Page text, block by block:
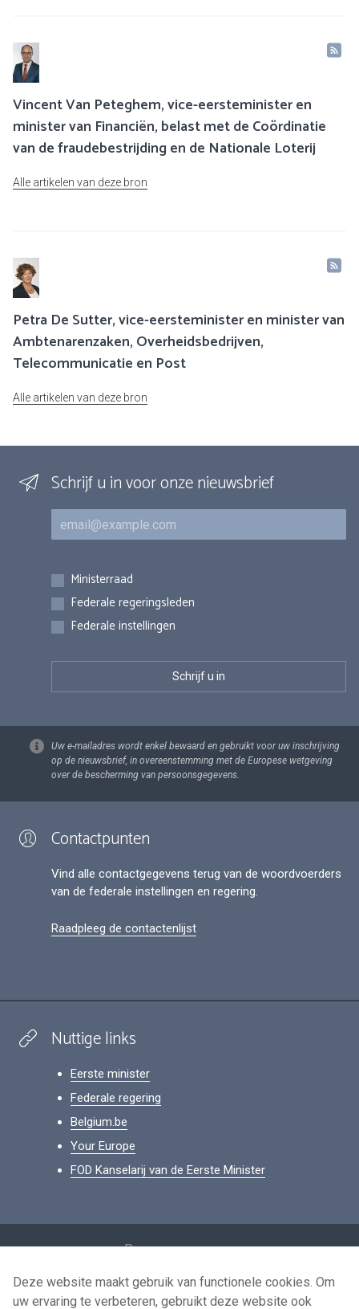
Vincent Van Peteghem, vice-eersteminister en
minister van Financiën, belast met de Coördinatie
van de fraudebestrijding en de Nationale Loterij
Alle artikelen van deze bron
Petra De Sutter, vice-eersteminister en minister van
Ambtenarenzaken, Overheidsbedrijven,
Telecommunicatie en Post
Alle artikelen van deze bron
Schrijf u in voor onze nieuwsbrief
E-mail
Inschrijvingen
Ministerraad
Federale regeringsleden
Federale instellingen
Uw e-mailadres wordt enkel bewaard en gebruikt voor uw inschrijving
op de nieuwsbrief, in overeenstemming met de Europese wetgeving
over de bescherming van persoonsgegevens.
Contactpunten
Vind alle contactgegevens terug van de woordvoerders
van de federale instellingen en regering.
Raadpleeg de contactenlijst
Nuttige links
Eerste minister
Federale regering
Belgium.be
Your Europe
FOD Kanselarij van de Eerste Minister
Persoonsgegevens
Voorwaarden voor het hergebruik
Deze website maakt gebruik van functionele cookies. Om
uw ervaring te verbeteren, gebruikt deze website ook